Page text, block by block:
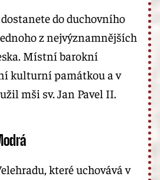
do duchovního
z nejvýznamnějších
Místní barokní
kulturní památkou a v
mši sv. Jan Pavel II.
které uchovává v